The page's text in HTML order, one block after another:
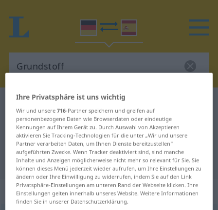
Deutsch-Spanisch Wörterbuch
Deutsch-Spanisch Übersetzung für
"Grundstoff"
"Grundstoff" Spanisch Übersetzung
„Grundstoff“: Maskulinum
Ihre Privatsphäre ist uns wichtig
Wir und unsere716-Partner speichern und greifen auf
personenbezogene Daten wie Browserdaten oder eindeutige
Kennungen auf Ihrem Gerät zu. Durch Auswahl von Akzeptieren
aktivieren Sie Tracking-Technologien für die unter „Wir und unsere
Partner verarbeiten Daten, um Ihnen Dienste bereitzustellen“
aufgeführten Zwecke. Wenn Tracker deaktiviert sind, sind manche
Inhalte und Anzeigen möglicherweise nicht mehr so relevant für Sie. Sie
können dieses Menü jederzeit wieder aufrufen, um Ihre Einstellungen zu
ändern oder Ihre Einwilligung zu widerrufen, indem Sie auf den Link
Privatsphäre-Einstellungen am unteren Rand der Webseite klicken. Ihre
Einstellungen gelten innerhalb unseres Website. Weitere Informationen
finden Sie in unserer Datenschutzerklärung.